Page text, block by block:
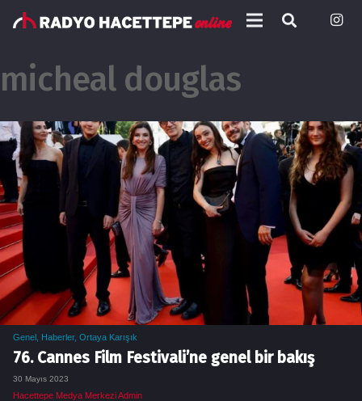
micheal douglas
Genel Haberler, Ortaya Karışık
76. Cannes Film Festivali’ne genel bir bakış
30 Mayıs 2023
Hacettepe Medya Merkezi Admin